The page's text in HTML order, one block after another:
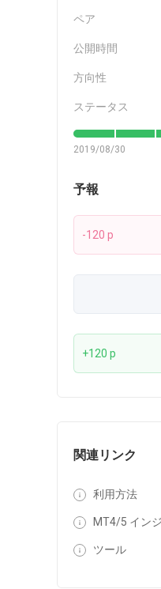
ペア
公開時間
方向性
ステータス
2019/08/30
予報
-120 p
+120 p
関連リンク
利用方法
MT4/5 イン
ツール